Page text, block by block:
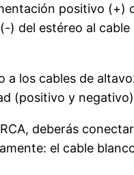
positivo (+)
del estéreo al
los cables de
(positivo y
deberás
el cable